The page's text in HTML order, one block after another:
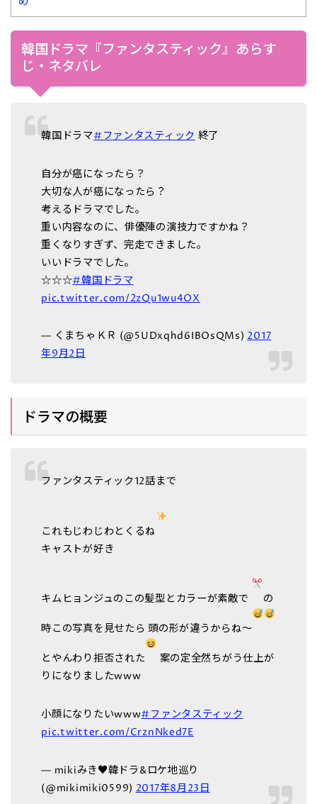
韓国ドラマ『ファンタスティック』あらす
じ・ネタバレ
韓国ドラマ#ファンタスティック 終了
自分が癌になったら？
大切な人が癌になったら？
考えるドラマでした。
重い内容なのに、俳優陣の演技力ですかね？
重くなりすぎず、完走できました。
いいドラマでした。
☆☆☆#韓国ドラマ
pic.twitter.com/2zQu1wu4OX
— くまちゃＫＲ (@5UDxqhd6IBOsQMs)2017
年9月2日
ドラマの概要
ファンタスティック12話まで
これもじわじわとくるね
キャストが好き
キムヒョンジュのこの髪型とカラーが素敵で の
時この写真を見せたら 頭の形が違うからね～
とやんわり拒否された
案の定全然ちがう仕上が
りになりましたwww
小顔になりたいwww#ファンタスティック
pic.twitter.com/CrznNked7E
— mikiみき♥韓ドラ&ロケ地巡り
(@mikimiki0599) 2017年8月23日